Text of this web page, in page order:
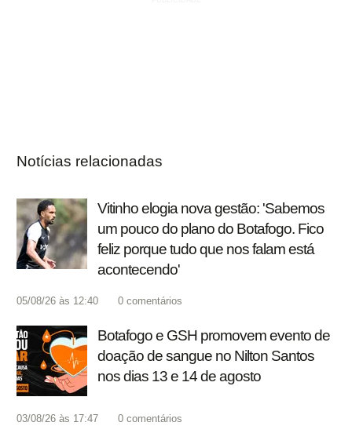
Notícias relacionadas
Vitinho elogia nova gestão: 'Sabemos
um pouco do plano do Botafogo. Fico
feliz porque tudo que nos falam está
acontecendo'
05/08/26 às 12:40 0 comentários
Botafogo e GSH promovem evento de
doação de sangue no Nilton Santos
nos dias 13 e 14 de agosto
03/08/26 às 17:47 0 comentários